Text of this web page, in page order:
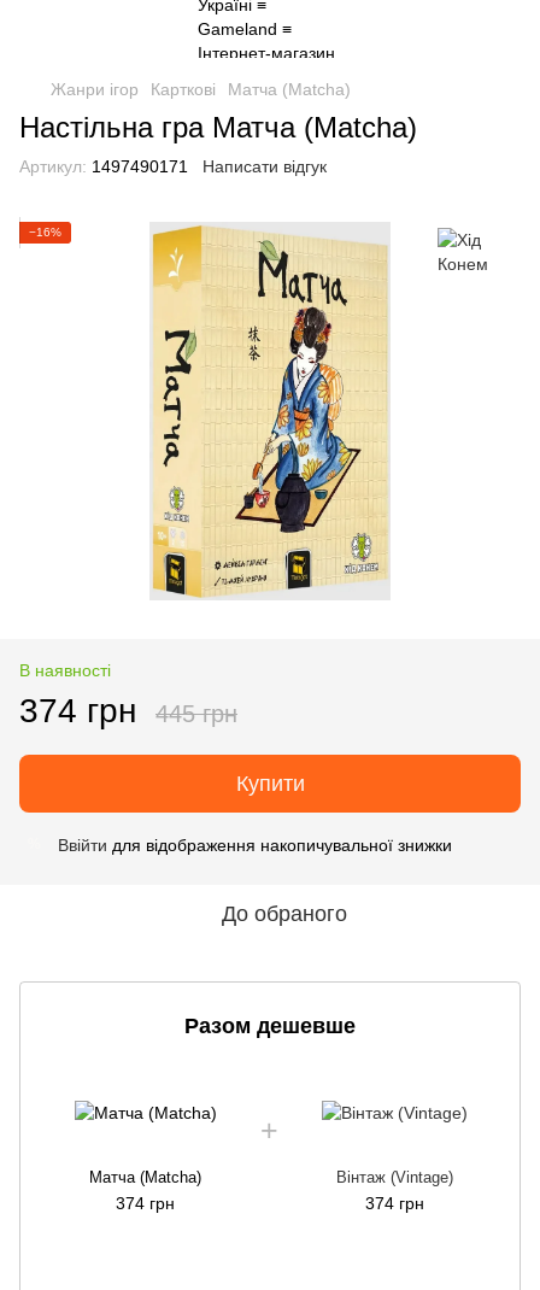
Жанри ігор Карткові Матча (Matcha)
Настільна гра Матча (Matcha)
Артикул: 1497490171 Написати відгук
−16%
В наявності
374 грн 445 грн
Купити
Ввійти для відображення накопичувальної знижки
До обраного
Разом дешевше
Матча (Matcha)
374 грн
Вінтаж (Vintage)
374 грн